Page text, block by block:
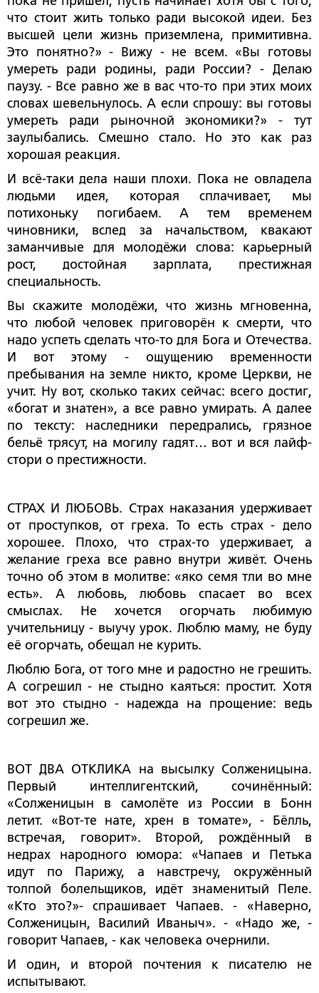
что стоит жить только ради высокой идеи. Без
высшей цели жизнь приземлена, примитивна.
Это понятно?» - Вижу - не всем. «Вы готовы
умереть ради родины, ради России? - Делаю
паузу. - Все равно же в вас что-то при этих моих
словах шевельнулось. А если спрошу: вы готовы
умереть ради рыночной экономики?» - тут
заулыбались. Смешно стало. Но это как раз
хорошая реакция.
И всё-таки дела наши плохи. Пока не овладела
людьми идея, которая сплачивает, мы
потихоньку погибаем. А тем временем
чиновники, вслед за начальством, квакают
заманчивые для молодёжи слова: карьерный
рост, достойная зарплата, престижная
специальность.
Вы скажите молодёжи, что жизнь мгновенна,
что любой человек приговорён к смерти, что
надо успеть сделать что-то для Бога и Отечества.
И вот этому - ощущению временности
пребывания на земле никто, кроме Церкви, не
учит. Ну вот, сколько таких сейчас: всего достиг,
«богат и знатен», а все равно умирать. А далее
по тексту: наследники передрались, грязное
бельё трясут, на могилу гадят… вот и вся лайф-
стори о престижности.
СТРАХ И ЛЮБОВЬ. Страх наказания удерживает
от проступков, от греха. То есть страх - дело
хорошее. Плохо, что страх-то удерживает, а
желание греха все равно внутри живёт. Очень
точно об этом в молитве: «яко семя тли во мне
есть». А любовь, любовь спасает во всех
смыслах. Не хочется огорчать любимую
учительницу - выучу урок. Люблю маму, не буду
её огорчать, обещал не курить.
Люблю Бога, от того мне и радостно не грешить.
А согрешил - не стыдно каяться: простит. Хотя
вот это стыдно - надежда на прощение: ведь
согрешил же.
ВОТ ДВА ОТКЛИКА на высылку Солженицына.
Первый интеллигентский, сочинённый:
«Солженицын в самолёте из России в Бонн
летит. «Вот-те нате, хрен в томате», - Бёлль,
встречая, говорит». Второй, рождённый в
недрах народного юмора: «Чапаев и Петька
идут по Парижу, а навстречу, окружённый
толпой болельщиков, идёт знаменитый Пеле.
«Кто это?»- спрашивает Чапаев. - «Наверно,
Солженицын, Василий Иваныч». - «Надо же, -
говорит Чапаев, - как человека очернили.
И один, и второй почтения к писателю не
испытывают.